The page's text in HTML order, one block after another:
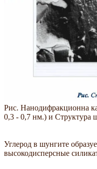
Рис. Нанодифракционна
0,3 - 0,7 нм.) и Структура
Углерод в шунгите
высокодисперсные